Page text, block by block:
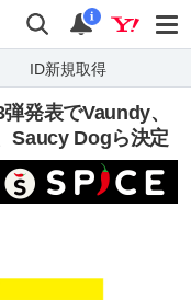
検索 通知
i
ID新規取得
発表でVaundy、
Saucy Dogら決定